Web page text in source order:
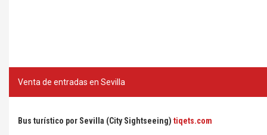
Venta de entradas en Sevilla
Bus turístico por Sevilla (City Sightseeing) tiqets.com